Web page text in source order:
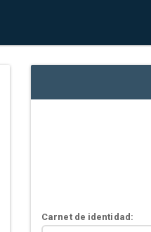
Carnet de identidad: